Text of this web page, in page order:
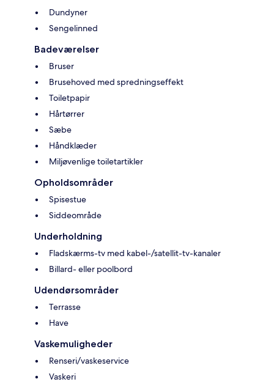
Dundyner
Sengelinned
Badeværelser
Bruser
Brusehoved med spredningseffekt
Toiletpapir
Hårtørrer
Sæbe
Håndklæder
Miljøvenlige toiletartikler
Opholdsområder
Spisestue
Siddeområde
Underholdning
Fladskærms-tv med kabel-/satellit-tv-kanaler
Billard- eller poolbord
Udendørsområder
Terrasse
Have
Vaskemuligheder
Renseri/vaskeservice
Vaskeri